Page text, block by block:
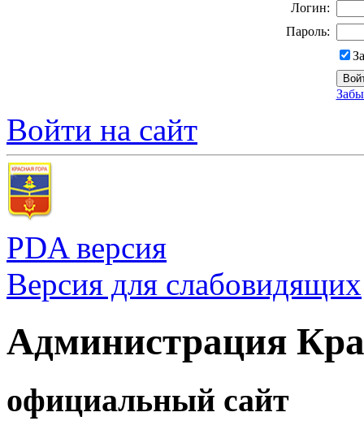
Логин:
Пароль:
Войти на сайт
PDA версия
Версия для слабовидящих
Администрация
официальный сайт